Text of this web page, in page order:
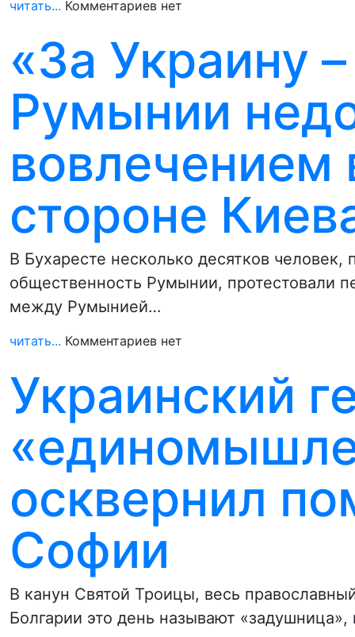
читать... Комментариев нет
«За Украину
Румынии
вовлечением
стороне
В Бухаресте несколько десятков
общественность Румынии, протестовали
между Румынией…
читать... Комментариев нет
Украинский
осквернил
Софии
В канун Святой Троицы, весь
Болгарии это день называют «задушница»,